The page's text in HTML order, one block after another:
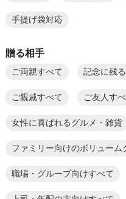
手提げ袋対応
贈る相手
ご両親すべて 記念に残
ご親戚すべて ご友人す
女性に喜ばれるグルメ・雑貨
ファミリー向けのボリューム
職場・グループ向けすべて